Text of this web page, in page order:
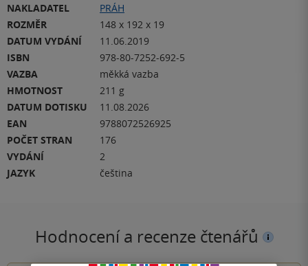
NAKLADATEL
PRÁH
ROZMĚR
148 x 192 x 19
DATUM VYDÁNÍ
11.06.2019
ISBN
978-80-7252-692-5
VAZBA
měkká vazba
HMOTNOST
211 g
DATUM DOTISKU
11.08.2026
EAN
9788072526925
POČET STRAN
176
VYDÁNÍ
2
JAZYK
čeština
Hodnocení a recenze čtenářů